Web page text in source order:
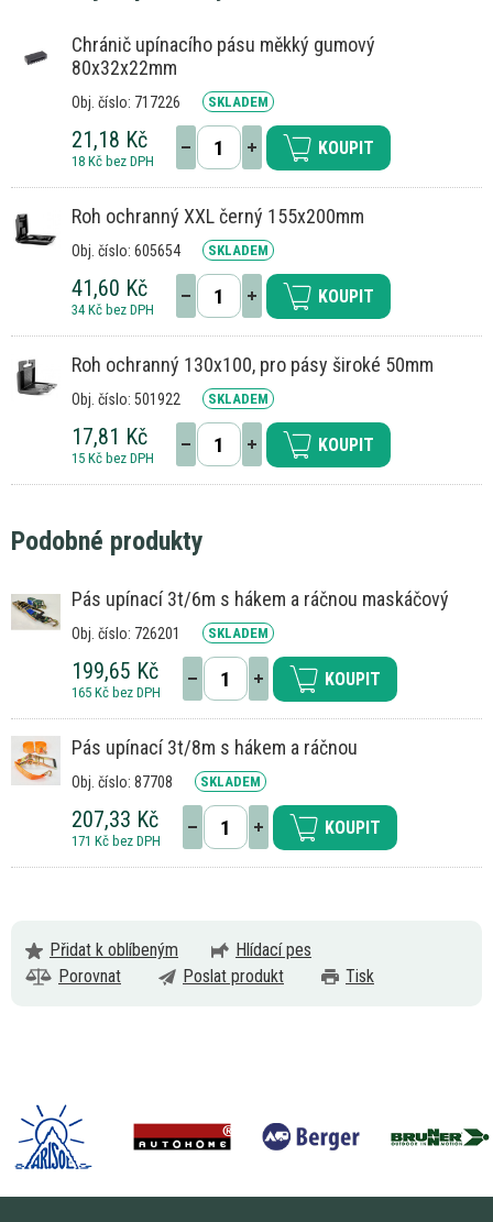
Chránič upínacího pásu měkký gumový
80x32x22mm
Obj. číslo: 717226 SKLADEM
21,18 Kč
18 Kč bez DPH
KOUPIT
Roh ochranný XXL černý 155x200mm
Obj. číslo: 605654 SKLADEM
41,60 Kč
34 Kč bez DPH
KOUPIT
Roh ochranný 130x100, pro pásy široké 50mm
Obj. číslo: 501922 SKLADEM
17,81 Kč
15 Kč bez DPH
KOUPIT
Podobné produkty
Pás upínací 3t/6m s hákem a ráčnou maskáčový
Obj. číslo: 726201 SKLADEM
199,65 Kč
165 Kč bez DPH
KOUPIT
Pás upínací 3t/8m s hákem a ráčnou
Obj. číslo: 87708 SKLADEM
207,33 Kč
171 Kč bez DPH
KOUPIT
Přidat k oblíbeným
Hlídací pes
Porovnat
Poslat produkt Tisk